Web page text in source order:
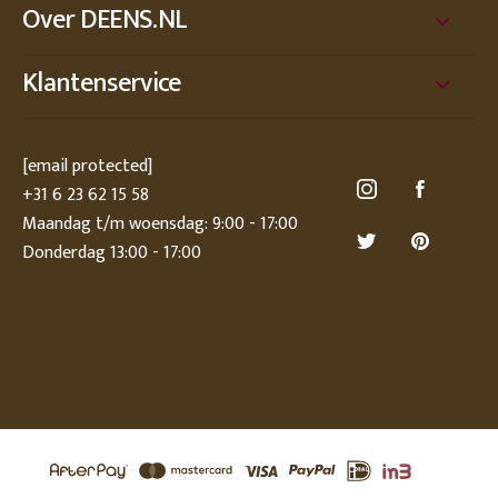
Over DEENS.NL
Klantenservice
[email protected]
+31 6 23 62 15 58
Maandag t/m woensdag: 9:00 - 17:00
Donderdag 13:00 - 17:00